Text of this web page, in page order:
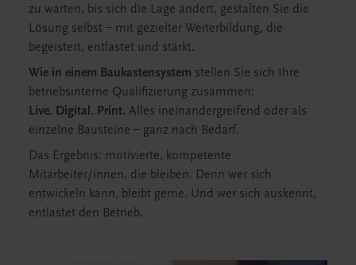
zu warten, bis sich die Lage ändert, gestalten Sie die
Lösung selbst – mit gezielter Weiterbildung, die
begeistert, entlastet und stärkt.
Wie in einem Baukastensystem stellen Sie sich Ihre
betriebsinterne Qualifizierung zusammen:
Live. Digital. Print. Alles ineinandergreifend oder als
einzelne Bausteine – ganz nach Bedarf.
Das Ergebnis: motivierte, kompetente
Mitarbeiter/innen, die bleiben. Denn wer sich
entwickeln kann, bleibt gerne. Und wer sich auskennt,
entlastet den Betrieb.